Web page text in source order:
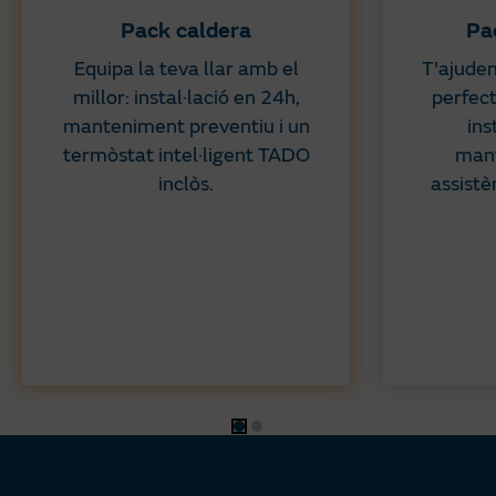
Pack caldera
Equipa la teva llar amb el
millor: instal·lació en 24h,
manteniment preventiu i un
termòstat intel·ligent TADO
inclòs.